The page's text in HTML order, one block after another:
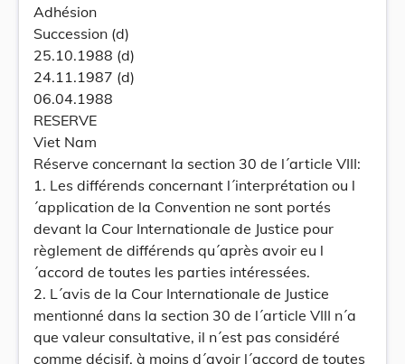
Adhésion
Succession (d)
25.10.1988 (d)
24.11.1987 (d)
06.04.1988
RESERVE
Viet Nam
Réserve concernant la section 30 de l´article VIII:
1. Les différends concernant l´interprétation ou l
´application de la Convention ne sont portés
devant la Cour Internationale de Justice pour
règlement de différends qu´après avoir eu l
´accord de toutes les parties intéressées.
2. L´avis de la Cour Internationale de Justice
mentionné dans la section 30 de l´article VIII n´a
que valeur consultative, il n´est pas considéré
comme décisif, à moins d´avoir l´accord de toutes